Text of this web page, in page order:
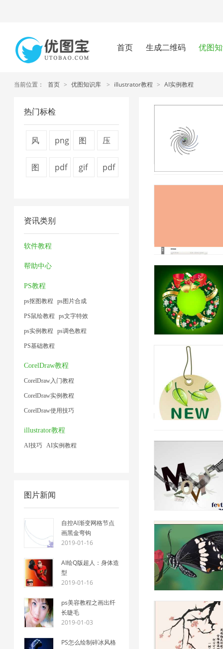
首页 生成二维码 优图
当前位置： 首页 > 优图知识库 > illustrator教程 > AI实例教程
热门标检
风
1
png
缩
1
图
2
压
图
缩
技
术
1
pdf
压
gif
pdf
资讯类别
软件教程
帮助中心
PS教程
ps抠图教程 ps图片合成
PS鼠绘教程 ps文字特效
ps实例教程 ps调色教程
PS基础教程
CorelDraw教程
CorelDraw入门教程
CorelDraw实例教程
CorelDraw使用技巧
illustrator教程
AI技巧 AI实例教程
图片新闻
自控AI渐变网格节点
画黑金弯钩
2019-01-16
AI绘Q版超人：身体造
型
2019-01-16
ps美容教程之画出纤
长睫毛
2019-01-03
PS怎么绘制碎冰风格
2019/1/16 14:24:35